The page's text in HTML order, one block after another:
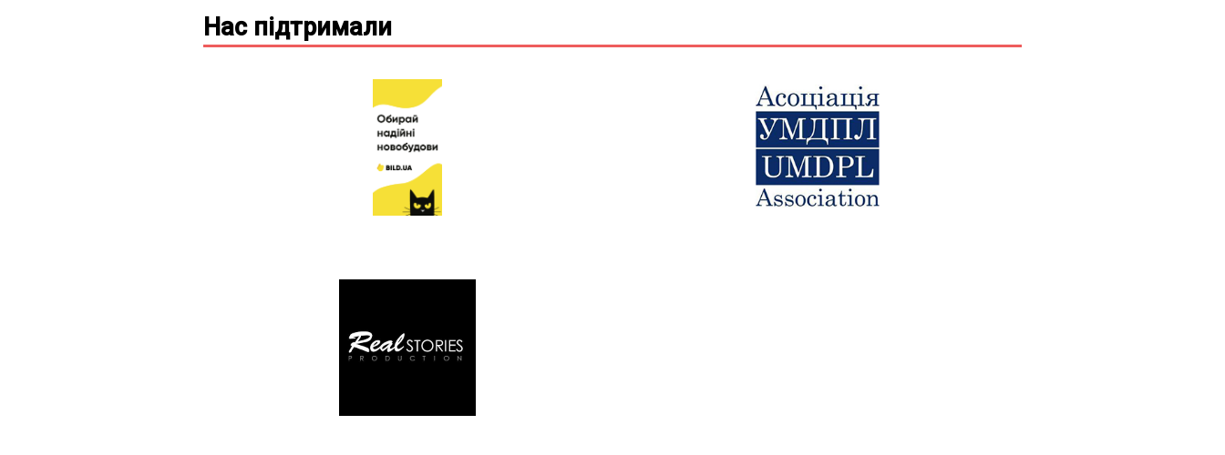
Нас підтримали